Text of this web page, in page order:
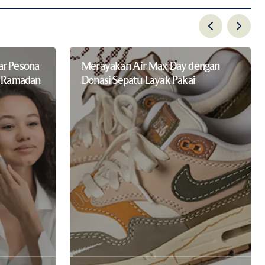
Pesona
Merayakan Air Max Day dengan
Donasi Sepatu Layak Pakai